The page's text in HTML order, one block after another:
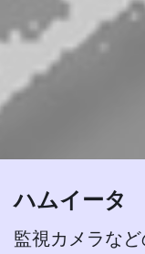
ハムイータ
監視カメラな